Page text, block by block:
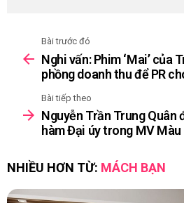
more
Bài trước đó
Nghi vấn: Phim ‘Mai’ của
phồng doanh thu để PR
Bài tiếp theo
Nguyễn Trần Trung Quân
hàm Đại úy trong MV Màu
NHIỀU HƠN TỪ: MÁCH BẠN